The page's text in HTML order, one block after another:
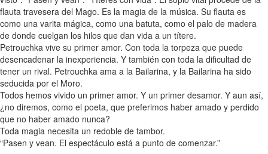
flauta travesera del Mago. Es la magia de la música. Su flauta es
como una varita mágica, como una batuta, como el palo de madera
de donde cuelgan los hilos que dan vida a un títere.
Petrouchka vive su primer amor. Con toda la torpeza que puede
desencadenar la inexperiencia. Y también con toda la dificultad de
tener un rival. Petrouchka ama a la Bailarina, y la Bailarina ha sido
seducida por el Moro.
Todos hemos vivido un primer amor. Y un primer desamor. Y aun así,
¿no diremos, como el poeta, que preferimos haber amado y perdido
que no haber amado nunca?
Toda magia necesita un redoble de tambor.
“Pasen y vean. El espectáculo está a punto de comenzar.”